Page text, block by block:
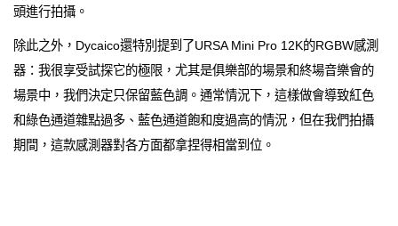
頭進行拍攝。
除此之外，Dycaico還特別提到了URSA Mini Pro 12K的RGBW感測
器：我很享受試探它的極限，尤其是俱樂部的場景和終場音樂會的
場景中，我們決定只保留藍色調。通常情況下，這樣做會導致紅色
和綠色通道雜點過多、藍色通道飽和度過高的情況，但在我們拍攝
期間，這款感測器對各方面都拿捏得相當到位。